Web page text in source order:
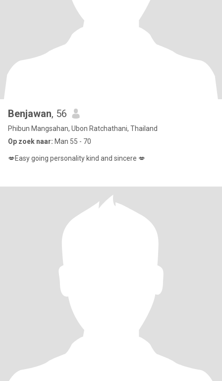
Benjawan, 56
Phibun Mangsahan, Ubon Ratchathani, Thailand
Op zoek naar: Man 55 - 70
💋Easy going personality kind and sincere 💋